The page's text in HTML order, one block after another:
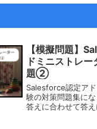
【模擬問題】
ドミニストレ
題②
Salesforce認定ア
験の対策問題集に
答えに合わせて答